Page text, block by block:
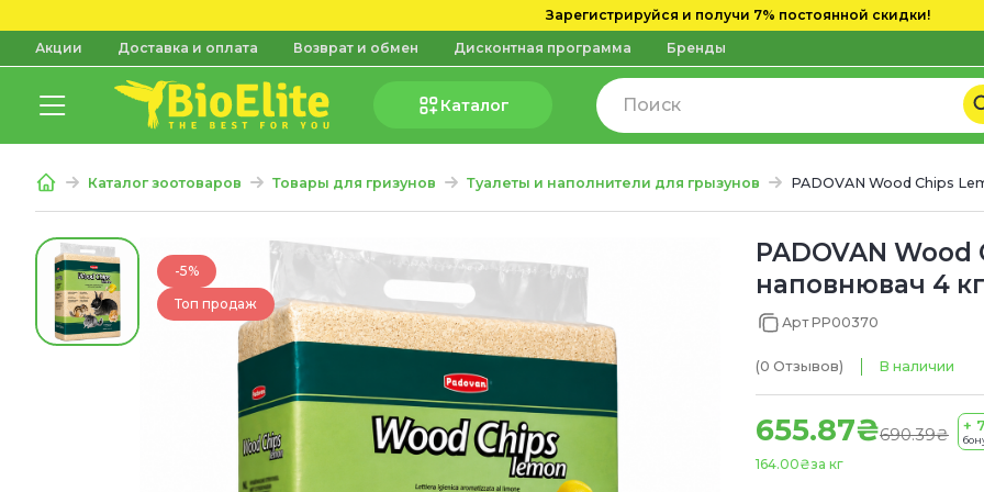
Зарегистрируйся и получи 7% постоянной скидки!
Акции Доставка и оплата Возврат и обмен Дисконтная программа Бренды
Каталог
Каталог зоотоваров Товары для гризунов Туалеты и наполнители для грызунов PADOVAN Wood Chips
-5%
Топ продаж
PADOVAN Wood
наповнювач 4
Арт PP00370
(0 Отзывов) В наличии
655.87₴690.39₴
за кг
164.00₴
+ 7